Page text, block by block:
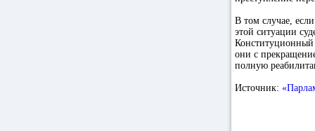
В том случае,
этой ситуации
Конституционный
они с
полную
Источник: